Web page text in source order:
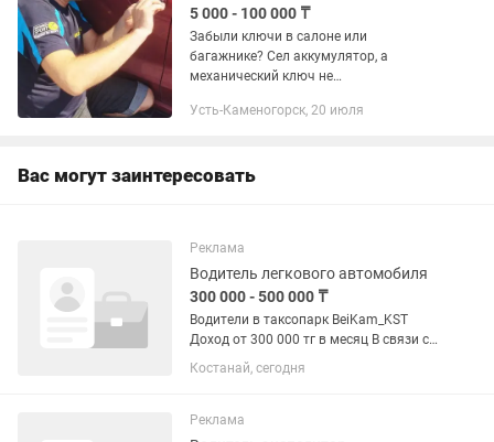
5 000 - 100 000 ₸
Забыли ключи в салоне или
багажнике? Сел аккумулятор, а
механический ключ не
это дороже! Я мастер по аварийному
Усть-Каменогорск, 20 июля
Вас могут заинтересовать
Реклама
Водитель легкового автомобиля
300 000 - 500 000 ₸
Водители в таксопарк BeiKam_KST
Доход от 300 000 тг в месяц В связи с
расширением таксопарк BeiKam_KST
приглашает водителей на постоянную
иметь права категории...
Костанай, сегодня
Реклама